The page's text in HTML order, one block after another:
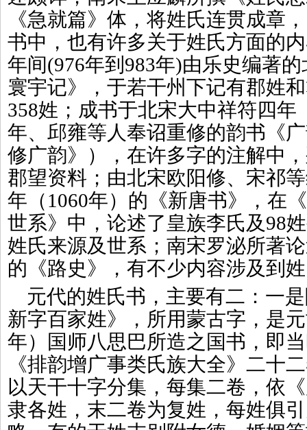
《急就篇》体，将姓氏连贯成章
书中，也有许多关于姓氏方面的
年间(976年到983年)由乐史编著
寰宇记》，于若干州下记有郡姓
358姓；成书于北宋大中祥符四年
年、邱雍等人奉诏重修的韵书《
修广韵》），在许多字的注解中
郡望资料；由北宋欧阳修、宋祁
年（1060年）的《新唐书》，在
世系》中，论述了皇族李氏及98
姓氏来源及世系；南宋罗泌所著
的《路史》，有不少内容涉及到
元代的姓氏书，主要有二：一
新字百家姓》，所用蒙古字，是
年）国师八思巴所造之国书，即
《排韵增广事类氏族大全》二十
以天干十字分集，每集二卷，依
隶各姓，末二卷为复姓，每姓俱